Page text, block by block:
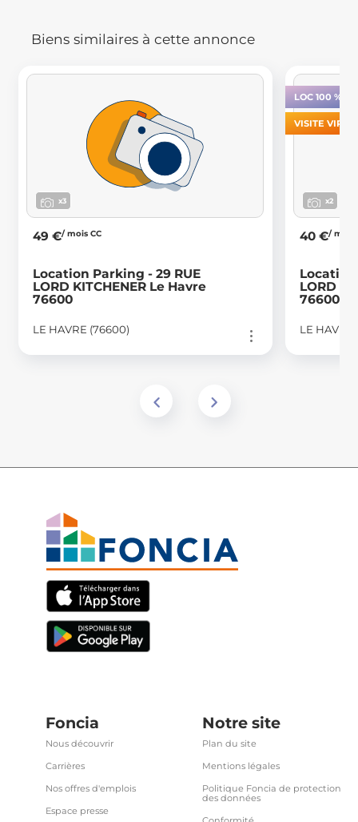
Biens similaires à cette annonce
x3
49 €/ mois CC
Location Parking - 29 RUE
LORD KITCHENER Le Havre
76600
LE HAVRE (76600)
LOC 100 %
VISITE
x2
40 €/ mois
Location
LORD
76600
LE
Foncia
Nous découvrir
Carrières
Nos offres d'emplois
Espace presse
Notre site
Plan du site
Mentions légales
Politique Foncia de protection
des données